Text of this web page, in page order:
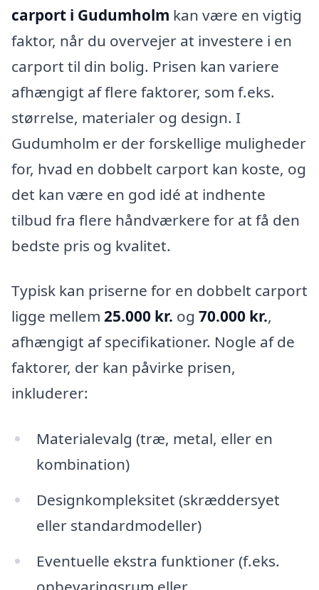
carport i Gudumholm kan være en vigtig
faktor, når du overvejer at investere i en
carport til din bolig. Prisen kan variere
afhængigt af flere faktorer, som f.eks.
størrelse, materialer og design. I
Gudumholm er der forskellige muligheder
for, hvad en dobbelt carport kan koste, og
det kan være en god idé at indhente
tilbud fra flere håndværkere for at få den
bedste pris og kvalitet.
Typisk kan priserne for en dobbelt carport
ligge mellem 25.000 kr. og 70.000 kr.,
afhængigt af specifikationer. Nogle af de
faktorer, der kan påvirke prisen,
inkluderer:
Materialevalg (træ, metal, eller en
kombination)
Designkompleksitet (skræddersyet
eller standardmodeller)
Eventuelle ekstra funktioner (f.eks.